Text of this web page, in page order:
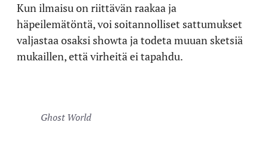
Kun ilmaisu on riittävän raakaa ja
häpeilemätöntä, voi soitannolliset sattumukset
valjastaa osaksi showta ja todeta muuan sketsiä
mukaillen, että virheitä ei tapahdu.
Ghost World